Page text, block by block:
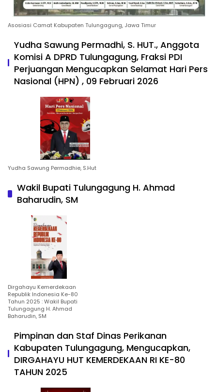
Asosiasi Camat Kabupaten Tulungagung, Jawa Timur
Yudha Sawung Permadhi, S. HUT., Anggota
Komisi A DPRD Tulungagung, Fraksi PDI
Perjuangan Mengucapkan Selamat Hari Pers
Nasional (HPN) , 09 Februari 2026
Yudha Sawung Permadhie, S.Hut
Wakil Bupati Tulungagung H. Ahmad
Baharudin, SM
Dirgahayu Kemerdekaan
Republik Indonesia Ke-80
Tahun 2025 : Wakil Bupati
Tulungagung H. Ahmad
Baharudin, SM
Pimpinan dan Staf Dinas Perikanan
Kabupaten Tulungagung, Mengucapkan,
DIRGAHAYU HUT KEMERDEKAAN RI KE-80
TAHUN 2025